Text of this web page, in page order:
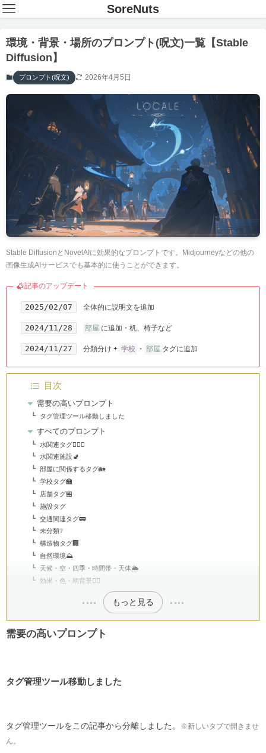
SoreNuts
環境・背景・場所のプロンプト(呪文)一覧【Stable
Diffusion】
プロンプト(呪文) 2026年4月5日
Stable DiffusionとNovelAIに効果的なプロンプトです。Midjourneyなどの他の
画像生成AIサービスでも基本的に使うことができます。
記事のアップデート
2025/02/07 全体的に説明文を追加
2024/11/28 部屋 に追加・机、椅子など
2024/11/27 分類分け + 学校 ・ 部屋 タグに追加
目次
需要の高いプロンプト
タグ管理ツール移動しました
すべてのプロンプト
水関連タグ🤽🏻‍♂️
水関連施設🚽
部屋に関係するタグ🏡
学校タグ🏫
店舗タグ🏪
施設タグ
交通関連タグ🚃
未分類❔
構造物タグ🏢
自然環境⛰️
天候・空・四季・時間帯・天体🌦️
効果・色・柄背景🏳️‍🌈
もっと見る
需要の高いプロンプト
タグ管理ツール移動しました
タグ管理ツールをこの記事から分離しました。
※新しいタブで開きませ
ん。